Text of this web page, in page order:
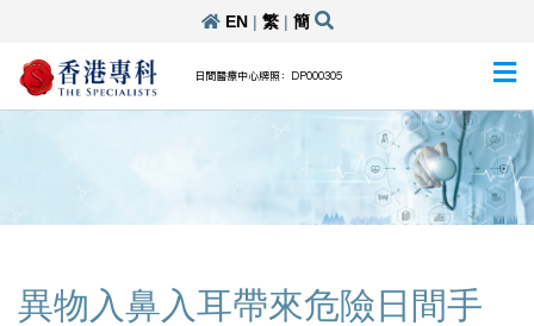
EN| 繁| 簡
日間醫療中心牌照：DP000305
異物入鼻入耳帶來危險日間手